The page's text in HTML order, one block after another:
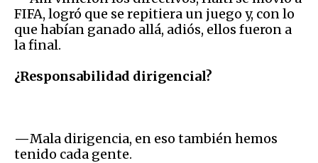
FIFA, logró que se repitiera un juego y, con lo
que habían ganado allá, adiós, ellos fueron a
la final.
¿Responsabilidad dirigencial?
—Mala dirigencia, en eso también hemos
tenido cada gente.